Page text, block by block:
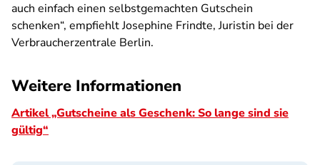
auch einfach einen selbstgemachten Gutschein
schenken“, empfiehlt Josephine Frindte, Juristin bei der
Verbraucherzentrale Berlin.
Weitere Informationen
Artikel „Gutscheine als Geschenk: So lange sind sie
gültig“